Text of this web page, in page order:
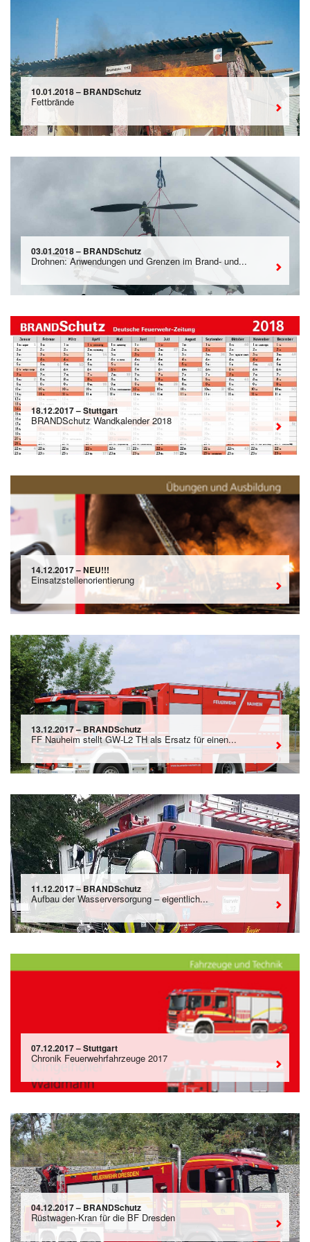
10.01.2018 – BRANDSchutz
Fettbrände
03.01.2018 – BRANDSchutz
Drohnen: Anwendungen und Grenzen im Brand- und...
18.12.2017 – Stuttgart
BRANDSchutz Wandkalender 2018
14.12.2017 – NEU!!!
Einsatzstellenorientierung
13.12.2017 – BRANDSchutz
FF Nauheim stellt GW-L2 TH als Ersatz für einen...
11.12.2017 – BRANDSchutz
Aufbau der Wasserversorgung – eigentlich...
07.12.2017 – Stuttgart
Chronik Feuerwehrfahrzeuge 2017
04.12.2017 – BRANDSchutz
Rüstwagen-Kran für die BF Dresden